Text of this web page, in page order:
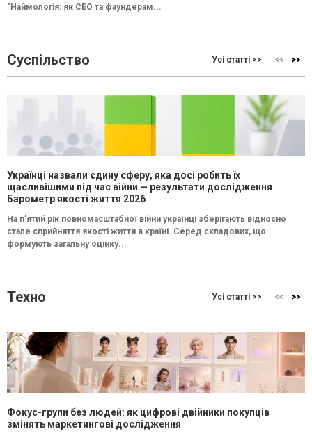
"Наймологія: як СEO та фаундерам...
Суспільство Усі статті >>
Українці назвали єдину сферу, яка досі робить їх
щасливішими під час війни — результати дослідження
Барометр якості життя 2026
На п’ятий рік повномасштабної війни українці зберігають відносно
стале сприйняття якості життя в країні. Серед складових, що
формують загальну оцінку...
Техно Усі статті >>
Фокус-групи без людей: як цифрові двійники покупців
змінять маркетингові дослідження